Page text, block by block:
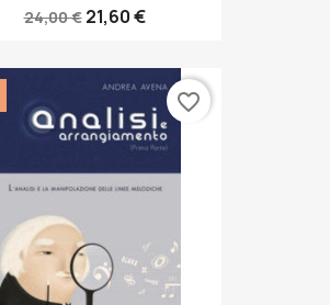
24,00 € 21,60 €
favorite_border